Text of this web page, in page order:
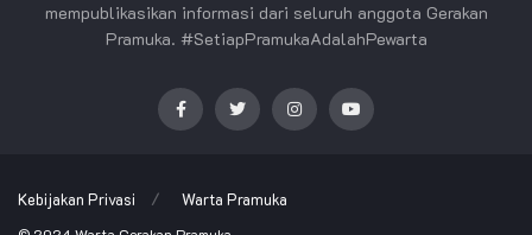
mempublikasikan informasi dari seluruh anggota Gerakan
Pramuka. #SetiapPramukaAdalahPewarta
Kebijakan Privasi Warta Pramuka